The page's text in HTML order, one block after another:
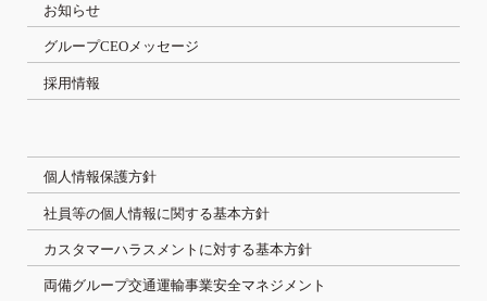
お知らせ
グループCEOメッセージ
採用情報
個人情報保護方針
社員等の個人情報に関する基本方針
カスタマーハラスメントに対する基本方針
両備グループ交通運輸事業安全マネジメント